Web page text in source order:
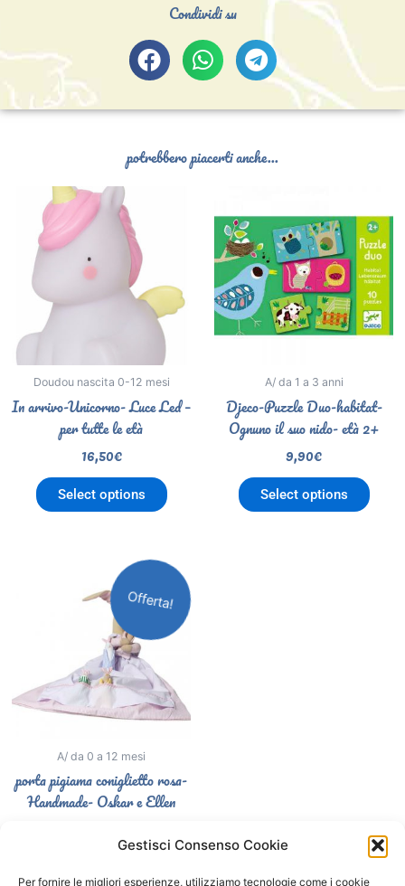
Gestisci Consenso Cookie
Per fornire le migliori esperienze, utilizziamo tecnologie come i cookie
Condividi su
potrebbero piacerti anche...
Doudou nascita 0-12 mesi
In arrivo-Unicorno- Luce Led –
per tutte le età
16,50€
Select options
A/ da 1 a 3 anni
Djeco-Puzzle Duo-habitat-
Ognuno il suo nido- età 2+
9,90€
Select options
Offerta!
A/ da 0 a 12 mesi
porta pigiama coniglietto rosa-
Handmade- Oskar e Ellen
prezzo
originale
era:
34,90€.
Il
prezzo
attuale
24,90€.